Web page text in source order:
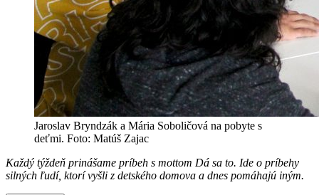
Jaroslav Bryndzák a Mária Soboličová na pobyte s
deťmi. Foto: Matúš Zajac
Každý týždeň prinášame príbeh s mottom Dá sa to. Ide o príbehy
silných ľudí, ktorí vyšli z detského domova a dnes pomáhajú iným.